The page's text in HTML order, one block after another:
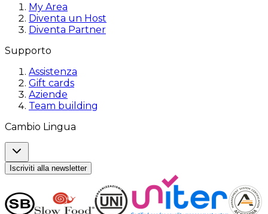
My Area
Diventa un Host
Diventa Partner
Supporto
Assistenza
Gift cards
Aziende
Team building
Cambio Lingua
Iscriviti alla newsletter